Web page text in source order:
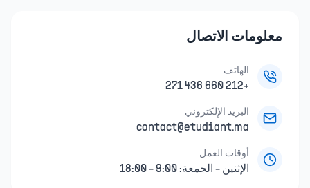
معلومات الاتصال
الهاتف
+212 660 436 271
البريد الإلكتروني
contact@etudiant.ma
أوقات العمل
الإثنين - الجمعة: 9:00 - 18:00